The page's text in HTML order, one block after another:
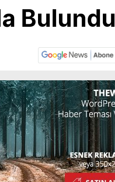
Bulundu